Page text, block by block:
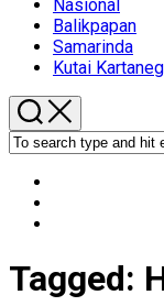
Nasional
Balikpapan
Samarinda
Kutai
Tagged: